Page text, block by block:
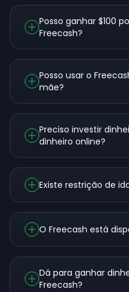
Posso ganhar $100
Freecash?
Posso usar o
mãe?
Preciso investir
dinheiro online?
Existe restrição de
O Freecash está
Dá para ganhar
Freecash?